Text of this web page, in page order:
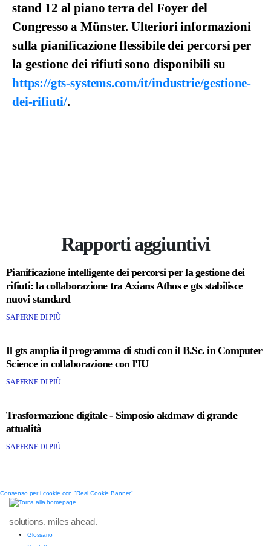
stand 12 al piano terra del Foyer del
Congresso a Münster. Ulteriori informazioni
sulla pianificazione flessibile dei percorsi per
la gestione dei rifiuti sono disponibili su
https://gts-systems.com/it/industrie/gestione-
dei-rifiuti/.
Rapporti aggiuntivi
Pianificazione intelligente dei percorsi per la gestione dei
rifiuti: la collaborazione tra Axians Athos e gts stabilisce
nuovi standard
SAPERNE DI PIÙ
Il gts amplia il programma di studi con il B.Sc. in Computer
Science in collaborazione con l'IU
SAPERNE DI PIÙ
Trasformazione digitale - Simposio akdmaw di grande
attualità
SAPERNE DI PIÙ
Consenso per i cookie con "Real Cookie Banner"
solutions. miles ahead.
Glossario